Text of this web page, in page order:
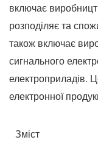
включає
розподіляє та
також включає
сигнального
електроприладів.
електронної
Зміст